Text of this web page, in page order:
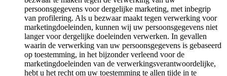
persoonsgegevens voor dergelijke marketing, met inbegrip
van profilering. Als u bezwaar maakt tegen verwerking voor
marketingdoeleinden, kunnen wij uw persoonsgegevens niet
langer voor dergelijke doeleinden verwerken. In gevallen
waarin de verwerking van uw persoonsgegevens is gebaseerd
op toestemming, in het bijzonder verleend voor de
marketingdoeleinden van de verwerkingsverantwoordelijke,
hebt u het recht om uw toestemming te allen tijde in te